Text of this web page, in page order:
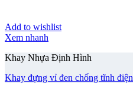
Add to wishlist
Xem nhanh
Khay Nhựa Định Hình
Khay đựng vỉ đen chống tĩnh điện